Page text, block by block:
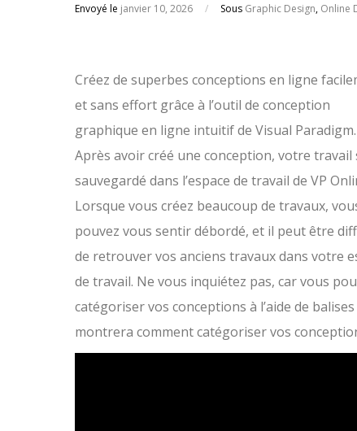
Envoyé le janvier 10, 2026 / Sous Graphic Design, Online
Créez de superbes conceptions en ligne
et sans effort grâce à l’outil de conception
graphique en ligne intuitif de Visual Paradigm.
Après avoir créé une conception, votre travail
sauvegardé dans l’espace de travail de VP
Lorsque vous créez beaucoup de travaux,
pouvez vous sentir débordé, et il peut être
de retrouver vos anciens travaux dans votre
de travail. Ne vous inquiétez pas, car vous
catégoriser vos conceptions à l’aide de
montrera comment catégoriser vos